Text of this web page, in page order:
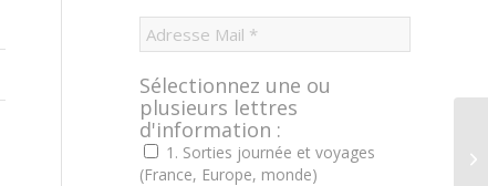
Sélectionnez une ou
plusieurs lettres
d'information :
1. Sorties journée et voyages
(France, Europe, monde)